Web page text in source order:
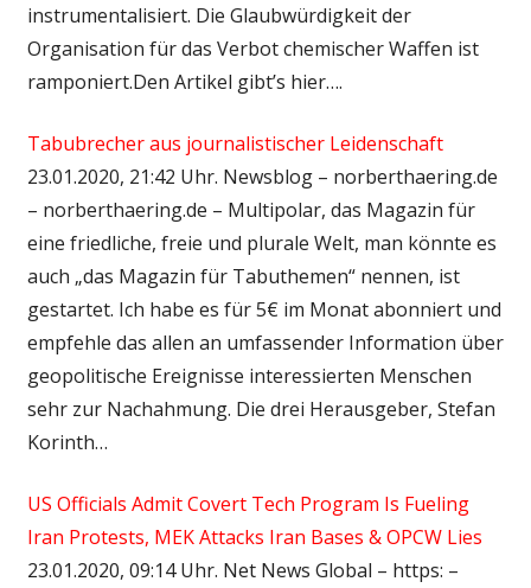
instrumentalisiert. Die Glaubwürdigkeit der
Organisation für das Verbot chemischer Waffen ist
ramponiert.Den Artikel gibt’s hier….
Tabubrecher aus journalistischer Leidenschaft
23.01.2020, 21:42 Uhr. Newsblog – norberthaering.de
– norberthaering.de – Multipolar, das Magazin für
eine friedliche, freie und plurale Welt, man könnte es
auch „das Magazin für Tabuthemen“ nennen, ist
gestartet. Ich habe es für 5€ im Monat abonniert und
empfehle das allen an umfassender Information über
geopolitische Ereignisse interessierten Menschen
sehr zur Nachahmung. Die drei Herausgeber, Stefan
Korinth…
US Officials Admit Covert Tech Program Is Fueling
Iran Protests, MEK Attacks Iran Bases & OPCW Lies
23.01.2020, 09:14 Uhr. Net News Global – https: –